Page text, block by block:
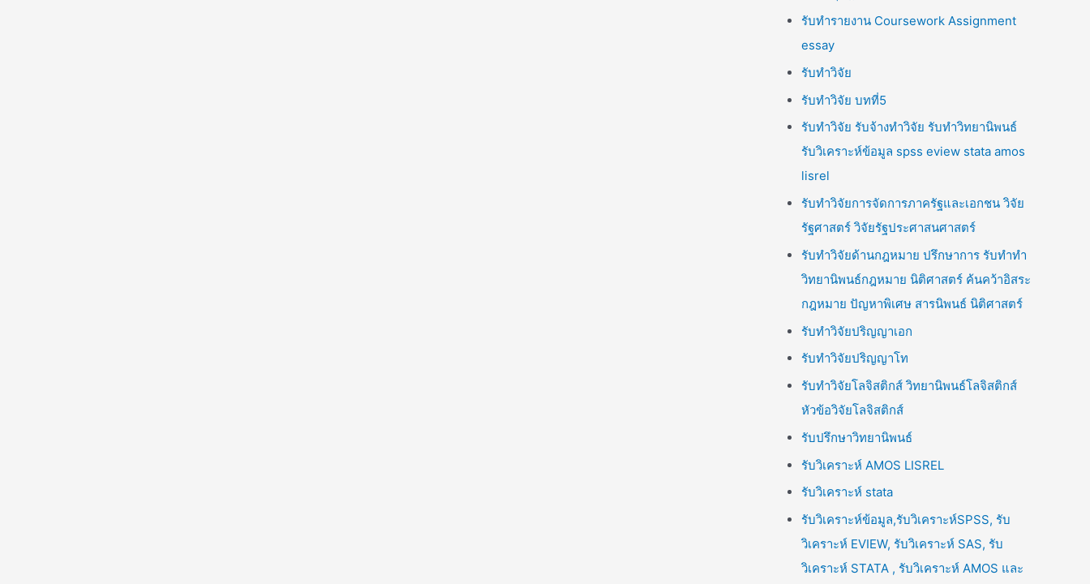
รับทำรายงาน Coursework Assignment
essay
รับทำวิจัย
รับทำวิจัย บทที่5
รับทำวิจัย รับจ้างทำวิจัย รับทำวิทยานิพนธ์
รับวิเคราะห์ข้อมูล spss eview stata amos
lisrel
รับทำวิจัยการจัดการภาครัฐและเอกชน วิจัย
รัฐศาสตร์ วิจัยรัฐประศาสนศาสตร์
รับทำวิจัยด้านกฎหมาย ปรึกษาการ รับทำทำ
วิทยานิพนธ์กฎหมาย นิติศาสตร์ ค้นคว้าอิสระ
กฎหมาย ปัญหาพิเศษ สารนิพนธ์ นิติศาสตร์
รับทำวิจัยปริญญาเอก
รับทำวิจัยปริญญาโท
รับทำวิจัยโลจิสติกส์ วิทยานิพนธ์โลจิสติกส์
หัวข้อวิจัยโลจิสติกส์
รับปรึกษาวิทยานิพนธ์
รับวิเคราะห์ AMOS LISREL
รับวิเคราะห์ stata
รับวิเคราะห์ข้อมูล,รับวิเคราะห์SPSS, รับ
วิเคราะห์ EVIEW, รับวิเคราะห์ SAS, รับ
วิเคราะห์ STATA , รับวิเคราะห์ AMOS และ